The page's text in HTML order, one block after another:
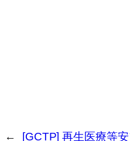
← [GCTP] 再生医療等安